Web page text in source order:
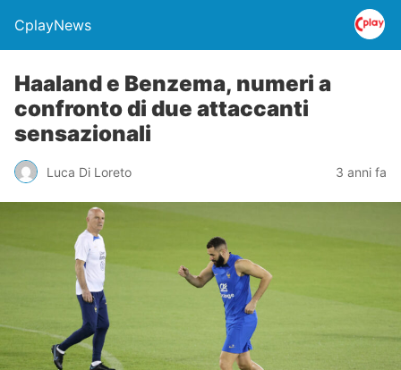
CplayNews
Haaland e Benzema, numeri a
confronto di due attaccanti
sensazionali
Luca Di Loreto 3 anni fa